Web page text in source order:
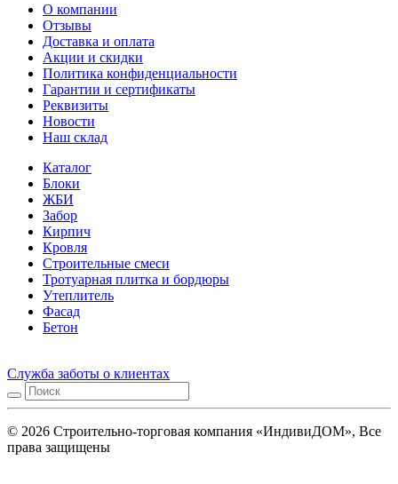
О компании
Отзывы
Доставка и оплата
Акции и скидки
Политика конфиденциальности
Гарантии и сертификаты
Реквизиты
Новости
Наш склад
Каталог
Блоки
ЖБИ
Забор
Кирпич
Кровля
Строительные смеси
Тротуарная плитка и бордюры
Утеплитель
Фасад
Бетон
Служба заботы о клиентах
© 2026 Строительно-торговая компания «ИндивиДОМ», Все
права защищены